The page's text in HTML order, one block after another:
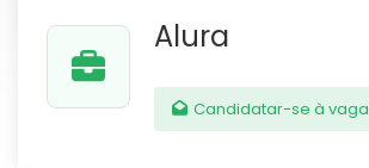
Alura
Candidatar-se à vaga